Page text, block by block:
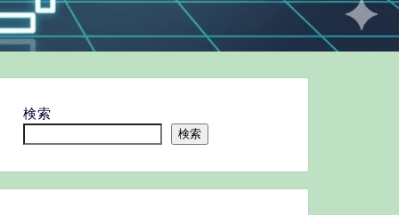
検索
検索